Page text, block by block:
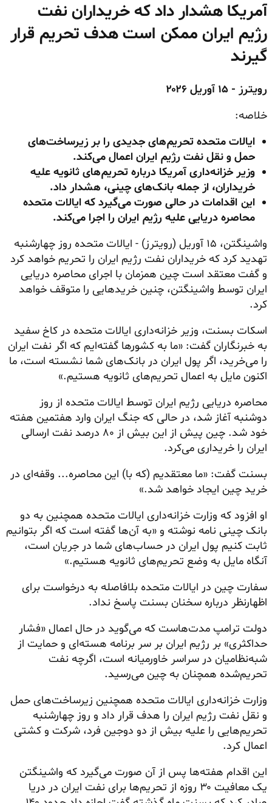
آمریکا هشدار داد که خریداران نفت
رژیم ایران ممکن است هدف تحریم قرار
گیرند
رویترز - ۱۵ آوریل ۲۰۲۶
خلاصه:
ایالات متحده تحریم‌های جدیدی را بر زیرساخت‌های
حمل و نقل نفت رژیم ایران اعمال می‌کند.
وزیر خزانه‌داری آمریکا درباره تحریم‌های ثانویه علیه
خریداران، از جمله بانک‌های چینی، هشدار داد.
این اقدامات در حالی صورت می‌گیرد که ایالات متحده
محاصره دریایی علیه رژیم ایران را اجرا می‌کند.
واشینگتن، ۱۵ آوریل (رویترز) - ایالات متحده روز چهارشنبه
تهدید کرد که خریداران نفت رژیم ایران را تحریم خواهد کرد
و گفت معتقد است چین همزمان با اجرای محاصره دریایی
ایران توسط واشینگتن، چنین خریدهایی را متوقف خواهد
کرد.
اسکات بسنت، وزیر خزانه‌داری ایالات متحده در کاخ سفید
به خبرنگاران گفت: «ما به کشورها گفته‌ایم که اگر نفت ایران
را می‌خرید، اگر پول ایران در بانک‌های شما نشسته است، ما
اکنون مایل به اعمال تحریم‌های ثانویه هستیم.»
محاصره دریایی رژیم ایران توسط ایالات متحده از روز
دوشنبه آغاز شد، در حالی که جنگ ایران وارد هفتمین هفته
خود شد. چین پیش از این بیش از ۸۰ درصد نفت ارسالی
ایران را خریداری می‌کرد.
بسنت گفت: «ما معتقدیم (که با) این محاصره... وقفه‌ای در
خرید چین ایجاد خواهد شد.»
او افزود که وزارت خزانه‌داری ایالات متحده همچنین به دو
بانک چینی نامه نوشته و «به آن‌ها گفته است که اگر بتوانیم
ثابت کنیم پول ایران در حساب‌های شما در جریان است،
آنگاه مایل به وضع تحریم‌های ثانویه هستیم.»
سفارت چین در ایالات متحده بلافاصله به درخواست برای
اظهارنظر درباره سخنان بسنت پاسخ نداد.
دولت ترامپ مدت‌هاست که می‌گوید در حال اعمال «فشار
حداکثری» بر رژیم ایران بر سر برنامه هسته‌ای و حمایت از
شبه‌نظامیان در سراسر خاورمیانه است، اگرچه نفت
تحریم‌شده همچنان به چین می‌رسید.
وزارت خزانه‌داری ایالات متحده همچنین زیرساخت‌های حمل
و نقل نفت رژیم ایران را هدف قرار داد و روز چهارشنبه
تحریم‌هایی را علیه بیش از دو دوجین فرد، شرکت و کشتی
اعمال کرد.
این اقدام هفته‌ها پس از آن صورت می‌گیرد که واشینگتن
یک معافیت ۳۰ روزه از تحریم‌ها برای نفت ایران در دریا